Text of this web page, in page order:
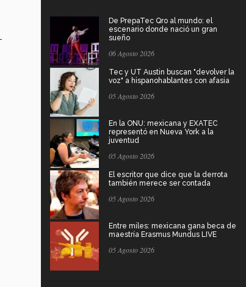
De PrepaTec Qro al mundo: el
escenario donde nació un gran
sueño
06 Agosto 2026
Tec y UT Austin buscan "devolver la
voz" a hispanohablantes con afasia
05 Agosto 2026
En la ONU: mexicana y EXATEC
representó en Nueva York a la
juventud
05 Agosto 2026
El escritor que dice que la derrota
también merece ser contada
05 Agosto 2026
Entre miles: mexicana gana beca de
maestría Erasmus Mundus LIVE
05 Agosto 2026